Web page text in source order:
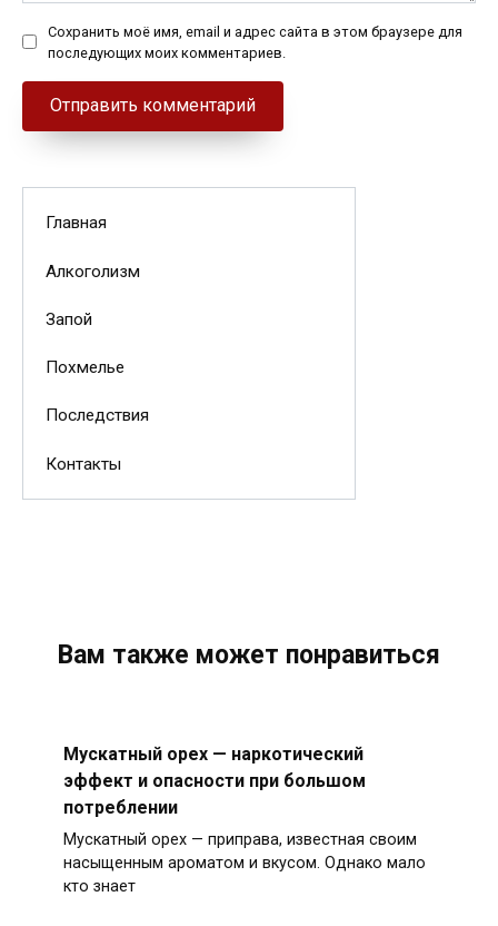
Сохранить моё имя, email и адрес сайта в этом браузере для
последующих моих комментариев.
Главная
Алкоголизм
Запой
Похмелье
Последствия
Контакты
Вам также может понравиться
Мускатный орех — наркотический
эффект и опасности при большом
потреблении
Мускатный орех — приправа, известная своим
насыщенным ароматом и вкусом. Однако мало
кто знает